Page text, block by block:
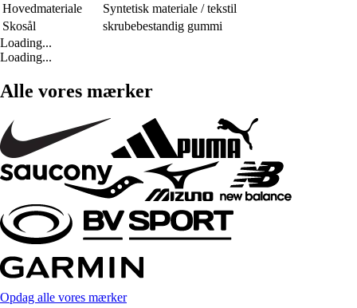
Hovedmateriale
Syntetisk materiale / tekstil
Skosål
skrubebestandig gummi
Loading...
Loading...
Alle vores mærker
Opdag alle vores mærker